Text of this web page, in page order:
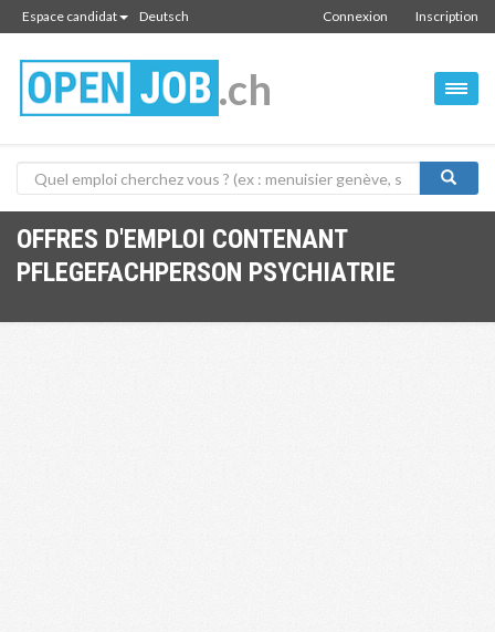
Espace candidat Deutsch Inscription
Connexion
.ch
OFFRES D'EMPLOI CONTENANT
PFLEGEFACHPERSON PSYCHIATRIE